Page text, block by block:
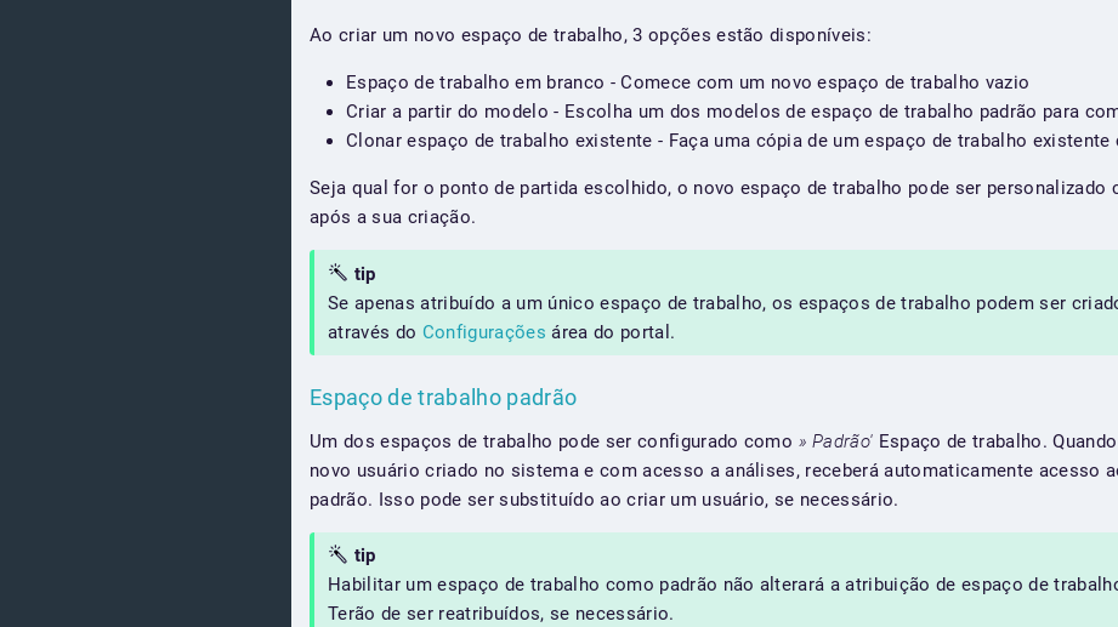
Ao criar um novo espaço de trabalho, 3 opções estão disponíveis:
Espaço de trabalho em branco - Comece com um novo espaço de trabalho vazio
Criar a partir do modelo - Escolha um dos modelos de espaço de trabalho padrão para
Clonar espaço de trabalho existente - Faça uma cópia de um espaço de trabalho
Seja qual for o ponto de partida escolhido, o novo espaço de trabalho pode ser personalizado
após a sua criação.
tip
Se apenas atribuído a um único espaço de trabalho, os espaços de trabalho podem ser
através do Configurações área do portal.
Espaço de trabalho padrão
Um dos espaços de trabalho pode ser configurado como » Padrão' Espaço de trabalho.
novo usuário criado no sistema e com acesso a análises, receberá automaticamente acesso
padrão. Isso pode ser substituído ao criar um usuário, se necessário.
tip
Habilitar um espaço de trabalho como padrão não alterará a atribuição de espaço de
Terão de ser reatribuídos, se necessário.